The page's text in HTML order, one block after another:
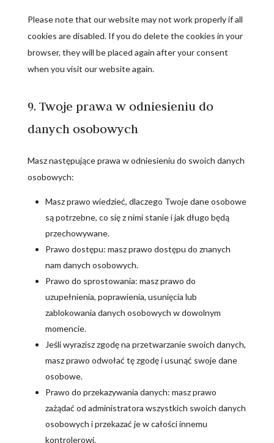
Please note that our website may not work properly if all
cookies are disabled. If you do delete the cookies in your
browser, they will be placed again after your consent
when you visit our website again.
9. Twoje prawa w odniesieniu do
danych osobowych
Masz następujące prawa w odniesieniu do swoich danych
osobowych:
Masz prawo wiedzieć, dlaczego Twoje dane osobowe
są potrzebne, co się z nimi stanie i jak długo będą
przechowywane.
Prawo dostępu: masz prawo dostępu do znanych
nam danych osobowych.
Prawo do sprostowania: masz prawo do
uzupełnienia, poprawienia, usunięcia lub
zablokowania danych osobowych w dowolnym
momencie.
Jeśli wyrazisz zgodę na przetwarzanie swoich danych,
masz prawo odwołać tę zgodę i usunąć swoje dane
osobowe.
Prawo do przekazywania danych: masz prawo
zażądać od administratora wszystkich swoich danych
osobowych i przekazać je w całości innemu
kontrolerowi.